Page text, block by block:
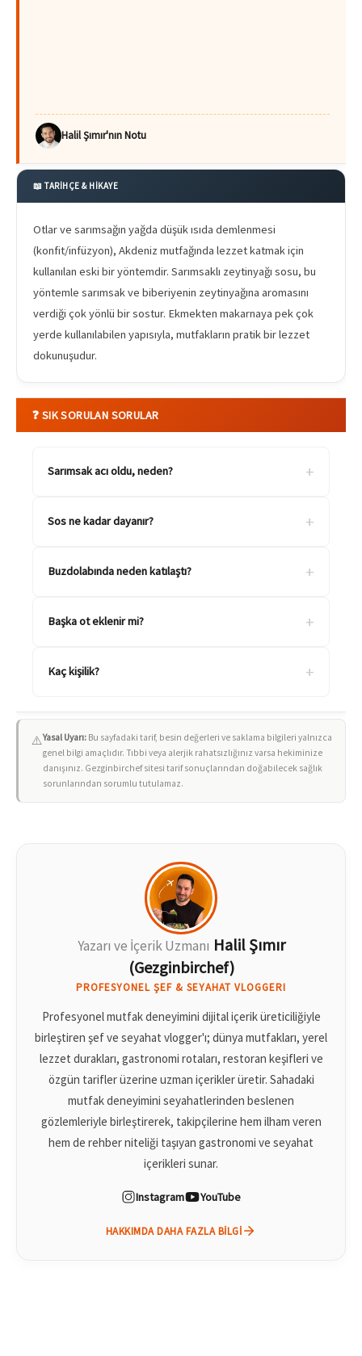
Halil Şımır'nın Notu
📖 TARİHÇE & HİKAYE
Otlar ve sarımsağın yağda düşük ısıda demlenmesi
(konfit/infüzyon), Akdeniz mutfağında lezzet katmak için
kullanılan eski bir yöntemdir. Sarımsaklı zeytinyağı sosu, bu
yöntemle sarımsak ve biberiyenin zeytinyağına aromasını
verdiği çok yönlü bir sostur. Ekmekten makarnaya pek çok
yerde kullanılabilen yapısıyla, mutfakların pratik bir lezzet
dokunuşudur.
❓ SIK SORULAN SORULAR
Sarımsak acı oldu, neden? +
Sos ne kadar dayanır? +
Buzdolabında neden katılaştı? +
Başka ot eklenir mi? +
Kaç kişilik? +
⚠️Yasal Uyarı: Bu sayfadaki tarif, besin değerleri ve saklama bilgileri yalnızca
genel bilgi amaçlıdır. Tıbbi veya alerjik rahatsızlığınız varsa hekiminize
danışınız. Gezginbirchef sitesi tarif sonuçlarından doğabilecek sağlık
sorunlarından sorumlu tutulamaz.
Yazarı ve İçerik Uzmanı Halil Şımır
(Gezginbirchef)
PROFESYONEL ŞEF & SEYAHAT VLOGGERI
Profesyonel mutfak deneyimini dijital içerik üreticiliğiyle
birleştiren şef ve seyahat vlogger'ı; dünya mutfakları, yerel
lezzet durakları, gastronomi rotaları, restoran keşifleri ve
özgün tarifler üzerine uzman içerikler üretir. Sahadaki
mutfak deneyimini seyahatlerinden beslenen
gözlemleriyle birleştirerek, takipçilerine hem ilham veren
hem de rehber niteliği taşıyan gastronomi ve seyahat
içerikleri sunar.
Instagram YouTube
HAKKIMDA DAHA FAZLA BILGI